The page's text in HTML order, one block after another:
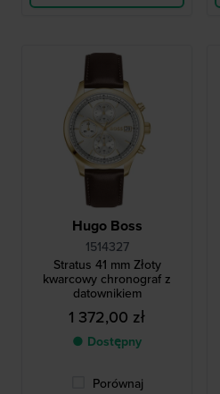
Hugo Boss
1514327
Stratus 41 mm Złoty
kwarcowy chronograf z
datownikiem
1 372,00 zł
● Dostępny
Porównaj